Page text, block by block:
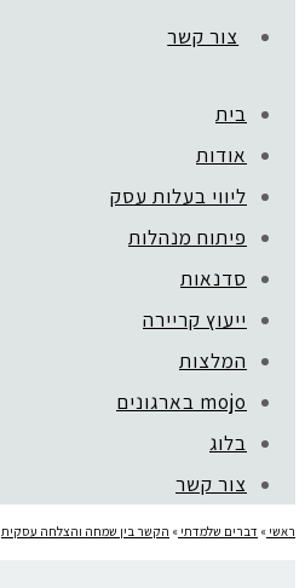
צור קשר
בית
אודות
ליווי בעלות עסק
פיתוח מנהלות
סדנאות
ייעוץ קריירה
המלצות
mojo בארגונים
בלוג
צור קשר
ראשי » דברים שלמדתי » הקשר בין שמחה והצלחה עסקית
קהילת סלוניקי 1, תל אביב |
עיצוב:
נסטיה פייביש| ביצוע:zivuch